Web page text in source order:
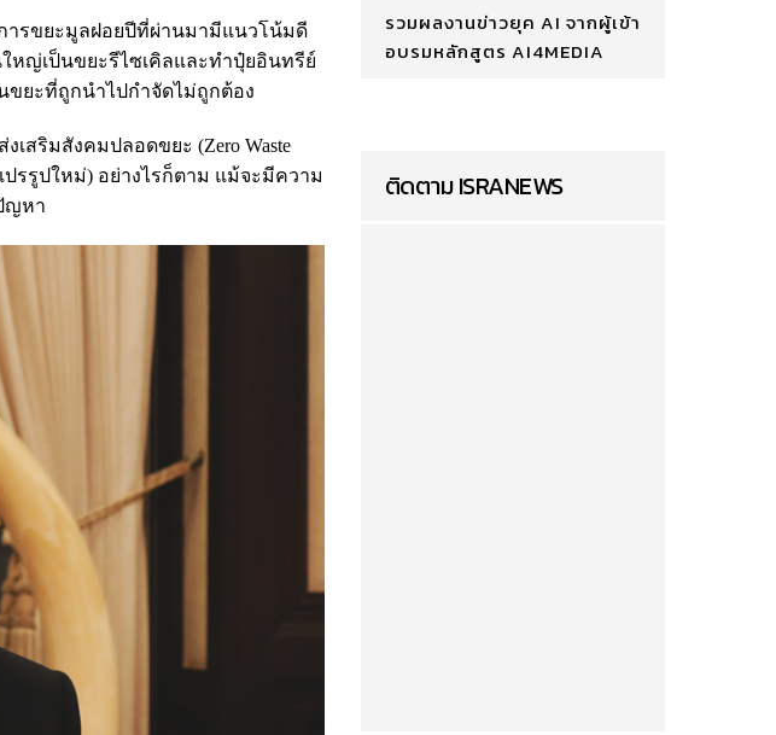
ารขยะมูลฝอยปีที่ผ่านมามีแนวโน้มดี
หญ่เป็นขยะรีไซเคิลและทำปุ๋ยอินทรีย์
ขยะที่ถูกนำไปกำจัดไม่ถูกต้อง
สริมสังคมปลอดขยะ (Zero Waste
ปรรูปใหม่) อย่างไรก็ตาม แม้จะมีความ
ญหา
รวมผลงานข่าวยุค AI จากผู้เข้า
อบรมหลักสูตร AI4MEDIA
ติดตาม ISRANEWS